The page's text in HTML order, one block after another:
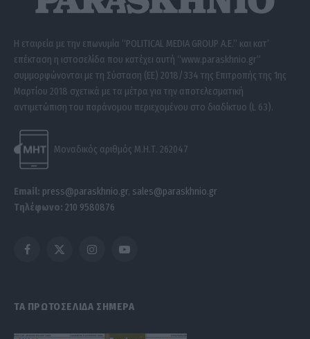
Η εταιρεία με την επωνυμία “POLITICAL MEDIA GROUP A.E.” και κατ’
επέκταση η ιστοσελίδα που κατέχει αυτή “www.paraskhnio.gr”
συμμορφώνονται με τη Σύσταση (ΕΕ) 2018/334 της Επιτροπής της 1ης
Μαρτίου 2018 σχετικά με τα μέτρα για την αποτελεσματική
αντιμετώπιση του παράνομου περιεχομένου στο διαδίκτυο (L 63).
Μοναδικός αριθμός Μ.Η.Τ. 262047
Email: press@paraskhnio.gr, sales@paraskhnio.gr
Τηλέφωνο: 210 9580876
Facebook
X
InstagramYouTube
ΤΑ ΠΡΩΤΟΣΕΛΙΔΑ ΣΗΜΕΡΑ